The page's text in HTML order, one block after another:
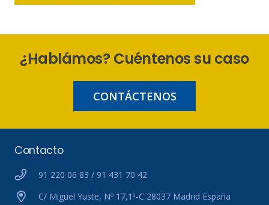
¿Hablámos? Cuéntenos su caso
CONTÁCTENOS
Contacto
91 220 06 83 / 91 431 70 42
C/ Miguel Yuste, Nº 17,1ª-C 28037 Madrid España